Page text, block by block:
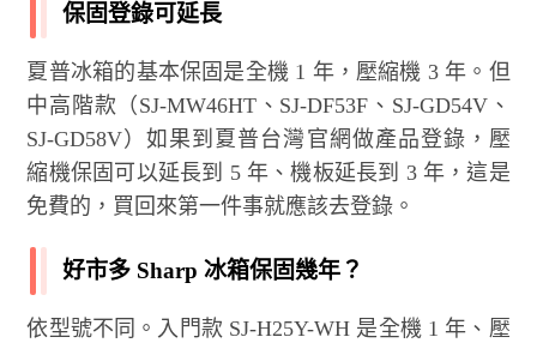
保固登錄可延長
夏普冰箱的基本保固是全機 1 年，壓縮機 3 年。但
中高階款（SJ-MW46HT、SJ-DF53F、SJ-GD54V、
SJ-GD58V）如果到夏普台灣官網做產品登錄，壓
縮機保固可以延長到 5 年、機板延長到 3 年，這是
免費的，買回來第一件事就應該去登錄。
好市多 Sharp 冰箱保固幾年？
依型號不同。入門款 SJ-H25Y-WH 是全機 1 年、壓